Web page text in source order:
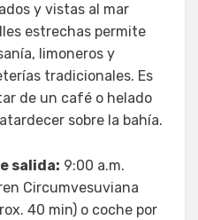
y vistas al mar
estrechas permite
limoneros y
tradicionales. Es
de un café o helado
sobre la bahía.
salida: 9:00 a.m.
Circumvesuviana
40 min) o coche por